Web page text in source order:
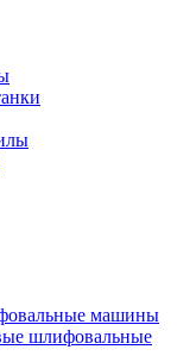
машины
шлифовальные